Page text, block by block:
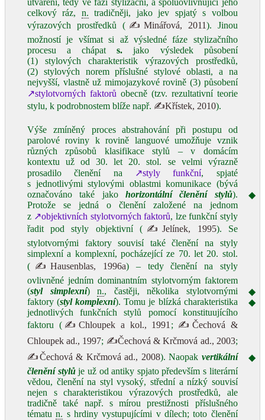
utváření, tedy ve fázi stylizační, a spoluovlivňující jeho
celkový ráz, n. tradičněji, jako jev spjatý s volbou
výrazových prostředků (✍Minářová, 2011). Jinou
možností je všímat si až výsledné fáze stylizačního
procesu a chápats. jako výsledek působení
(1) stylových charakteristik výrazových prostředků,
(2) stylových norem příslušné stylové oblasti, a na
nejvyšší, vlastně už mimojazykové rovině (3) působení
↗stylotvorných faktorů obecně (tzv. rezultativní teorie
stylu, k podrobnostem blíže např. ✍Křístek, 2010).
Výše zmíněný proces abstrahování při postupu od
parolové roviny k rovině languové umožňuje vznik
různých způsobů klasifikace stylů – v domácím
kontextu už od 30. let 20. stol. se velmi výrazně
prosadilo členění na
↗styly funkční, spjaté
s jednotlivými stylovými oblastmi komunikace (bývá
označováno také jakohorizontální členění stylů).
Protože se jedná o členění založené na jednom
z ↗objektivních stylotvorných faktorů, lze funkční styly
řadit pod styly objektivní (✍Jelínek, 1995). Se
stylotvornými faktory souvisí také členění na styly
simplexní a komplexní, pocházející ze 70. let 20. stol.
( ✍Hausenblas, 1996a) – tedy členění na styly
ovlivněné jedním dominantním stylotvorným faktorem
(styl simplexní)n., častěji, několika stylotvornými
faktory (styl komplexní). Tomu je blízká charakteristika
jednotlivých funkčních stylů pomocí konstituujícího
faktoru (✍Chloupek a kol., 1991 ; ✍Čechová &
Chloupek ad., 1997; ✍Čechová & Krčmová ad., 2003;
✍Čechová & Krčmová ad., 2008). Naopak vertikální
členění stylůje už od antiky spjato především s literární
vědou, členění na styl vysoký, střední a nízký souvisí
nejen s charakteristikou výrazových prostředků, ale
tradičně také např. s mírou prestižnosti příslušného
tématun. s hrdiny vystupujícími v dílech; toto členění
◆
◆
◆
◆